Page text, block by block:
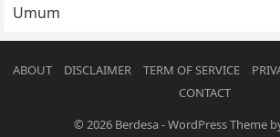
Umum
ABOUT DISCLAIMER TERM OF SERVICE
CONTACT
© 2026 Berdesa-WordPress Theme